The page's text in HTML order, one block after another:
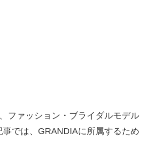
ファッション・ブライダルモデル
では、GRANDIAに所属するため